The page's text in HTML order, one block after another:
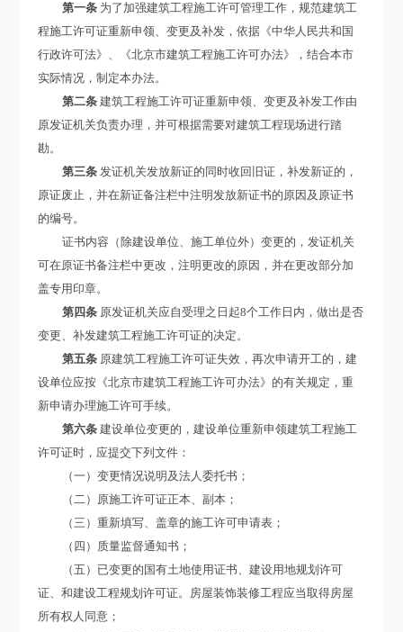
第一条 为了加强建筑工程施工许可管理工作，规范建筑工
程施工许可证重新申领、变更及补发，依据《中华人民共和国
行政许可法》、《北京市建筑工程施工许可办法》，结合本市
实际情况，制定本办法。
第二条建筑工程施工许可证重新申领、变更及补发工作由
原发证机关负责办理，并可根据需要对建筑工程现场进行踏
勘。
第三条 发证机关发放新证的同时收回旧证，补发新证的，
原证废止，并在新证备注栏中注明发放新证书的原因及原证书
的编号。
证书内容（除建设单位、施工单位外）变更的，发证机关
可在原证书备注栏中更改，注明更改的原因，并在更改部分加
盖专用印章。
第四条 原发证机关应自受理之日起8个工作日内，做出是否
变更、补发建筑工程施工许可证的决定。
第五条 原建筑工程施工许可证失效，再次申请开工的，建
设单位应按《北京市建筑工程施工许可办法》的有关规定，重
新申请办理施工许可手续。
第六条 建设单位变更的，建设单位重新申领建筑工程施工
许可证时，应提交下列文件：
（一）变更情况说明及法人委托书；
（二）原施工许可证正本、副本；
（三）重新填写、盖章的施工许可申请表；
（四）质量监督通知书；
（五）已变更的国有土地使用证书、建设用地规划许可
证、和建设工程规划许可证。房屋装饰装修工程应当取得房屋
所有权人同意；